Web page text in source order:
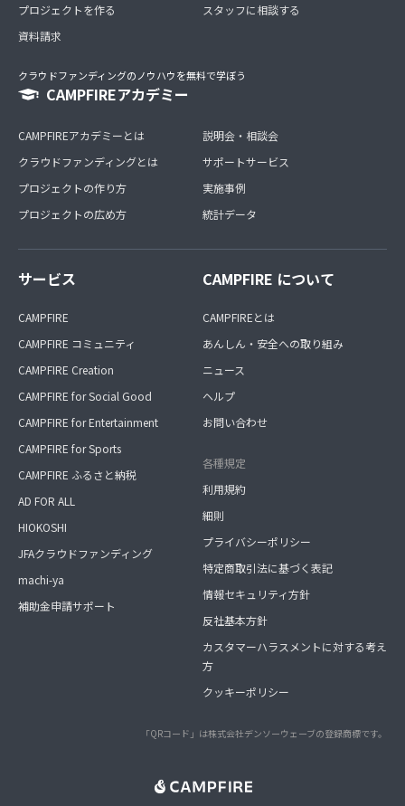
プロジェクトを作る
資料請求
スタッフに相談する
クラウドファンディングのノウハウを無料で学ぼう
CAMPFIREアカデミー
CAMPFIREアカデミーとは
クラウドファンディングとは
プロジェクトの作り方
プロジェクトの広め方
説明会・相談会
サポートサービス
実施事例
統計データ
サービス
CAMPFIRE
CAMPFIRE コミュニティ
CAMPFIRE Creation
CAMPFIRE for Social Good
CAMPFIRE for Entertainment
CAMPFIRE for Sports
CAMPFIRE ふるさと納税
AD FOR ALL
HIOKOSHI
JFAクラウドファンディング
machi-ya
補助金申請サポート
CAMPFIRE について
CAMPFIREとは
あんしん・安全への取り組み
ニュース
ヘルプ
お問い合わせ
各種規定
利用規約
細則
プライバシーポリシー
特定商取引法に基づく表記
情報セキュリティ方針
反社基本方針
カスタマーハラスメントに対する考え
方
クッキーポリシー
「QRコード」は株式会社デンソーウェーブの登録商標です。